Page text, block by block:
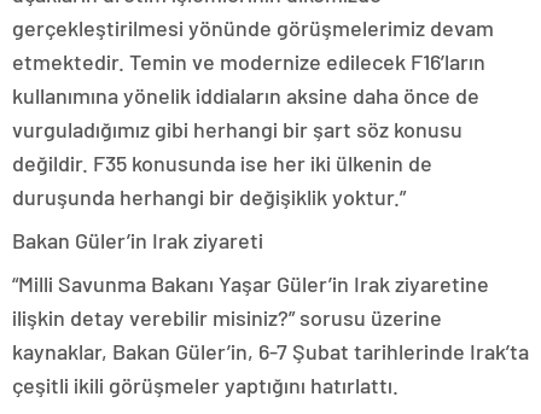
gerçekleştirilmesi yönünde görüşmelerimiz devam
etmektedir. Temin ve modernize edilecek F16’ların
kullanımına yönelik iddiaların aksine daha önce de
vurguladığımız gibi herhangi bir şart söz konusu
değildir. F35 konusunda ise her iki ülkenin de
duruşunda herhangi bir değişiklik yoktur.”
Bakan Güler’in Irak ziyareti
“Milli Savunma Bakanı Yaşar Güler’in Irak ziyaretine
ilişkin detay verebilir misiniz?” sorusu üzerine
kaynaklar, Bakan Güler’in, 6-7 Şubat tarihlerinde Irak’ta
çeşitli ikili görüşmeler yaptığını hatırlattı.